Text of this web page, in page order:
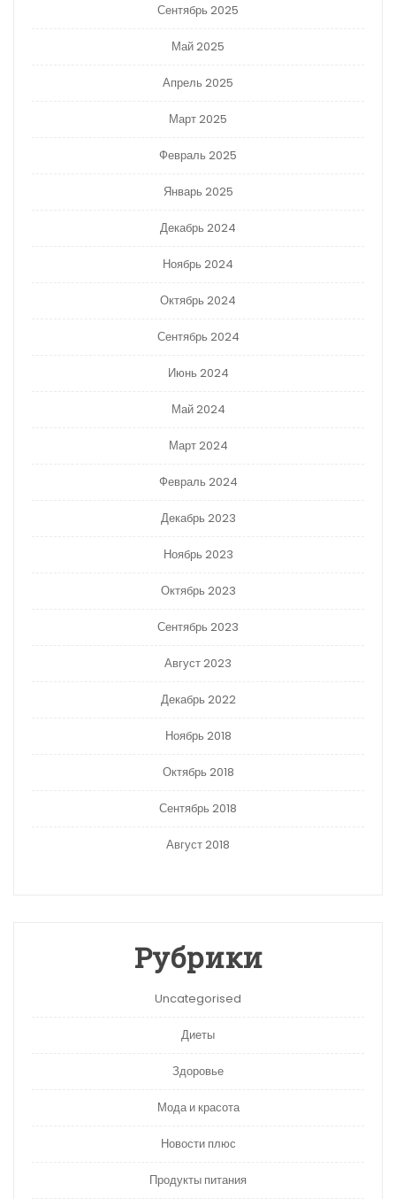
Сентябрь 2025
Май 2025
Апрель 2025
Март 2025
Февраль 2025
Январь 2025
Декабрь 2024
Ноябрь 2024
Октябрь 2024
Сентябрь 2024
Июнь 2024
Май 2024
Март 2024
Февраль 2024
Декабрь 2023
Ноябрь 2023
Октябрь 2023
Сентябрь 2023
Август 2023
Декабрь 2022
Ноябрь 2018
Октябрь 2018
Сентябрь 2018
Август 2018
Рубрики
Uncategorised
Диеты
Здоровье
Мода и красота
Новости плюс
Продукты питания